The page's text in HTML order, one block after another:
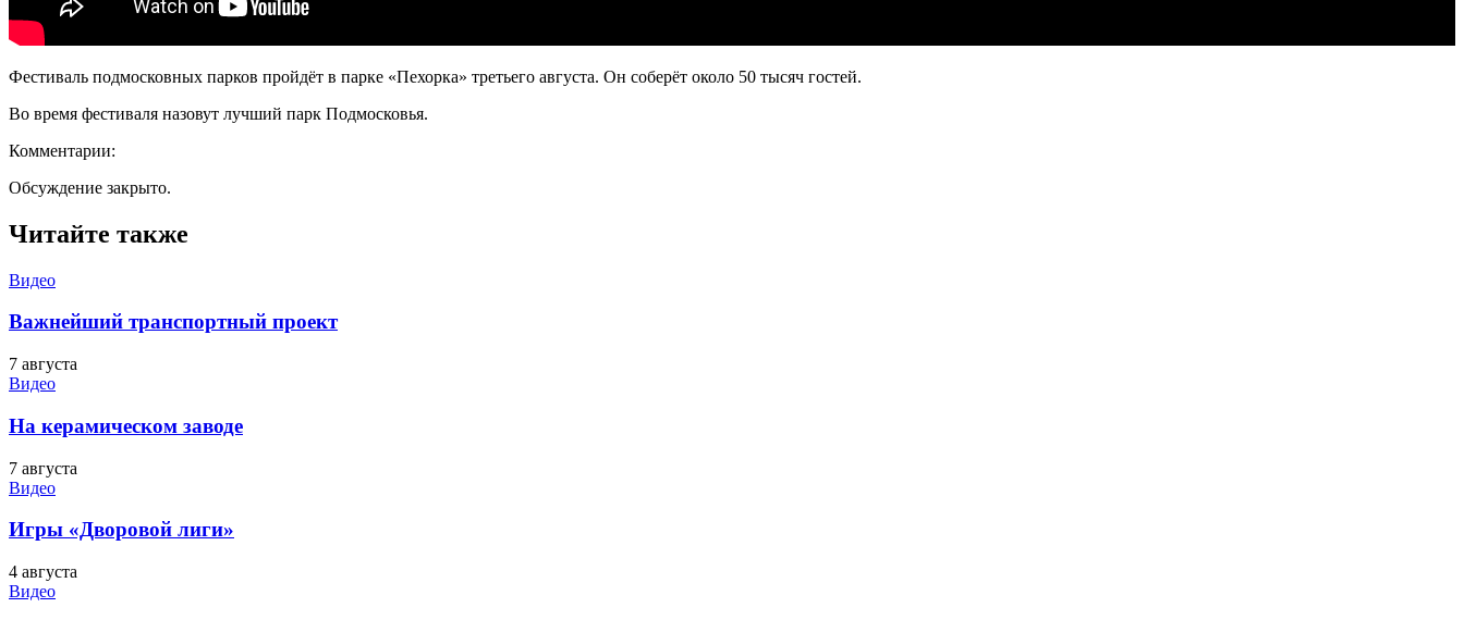
Фестиваль подмосковных парков пройдёт в парке «Пехорка» третьего августа. Он соберёт около 50 тысяч гостей.
Во время фестиваля назовут лучший парк Подмосковья.
Комментарии:
Обсуждение закрыто.
Читайте также
Видео
Важнейший транспортный проект
7 августа
Видео
На керамическом заводе
7 августа
Видео
Игры «Дворовой лиги»
4 августа
Видео